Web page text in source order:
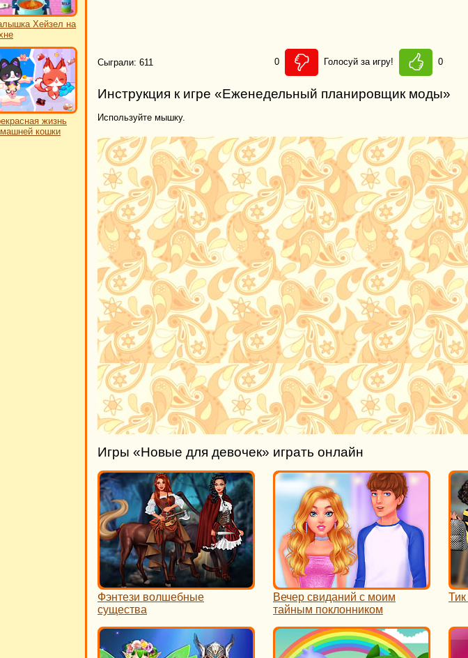
Хейзел на
жизнь
кошки
Сыграли: 611 0 Голосуй за игру! 0
Инструкция к игре «Еженедельный планировщик моды»
Используйте мышку.
Игры «Новые для девочек» играть онлайн
Фэнтези волшебные
существа
Вечер свиданий с моим
тайным поклонником